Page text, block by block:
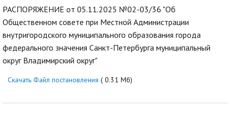
РАСПОРЯЖЕНИЕ от 05.11.2025 №02-03/36 "Об
Общественном совете при Местной Администрации
внутригородского муниципального образования города
федерального значения Санкт-Петербурга муниципальный
округ Владимирский округ"
Скачать Файл постановления ( 0.31 Мб)